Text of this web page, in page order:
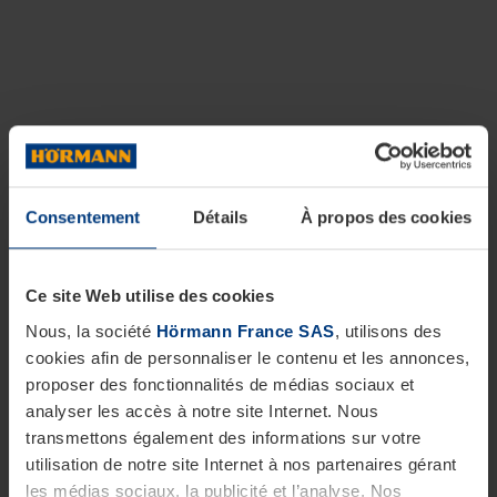
Consentement Détails À propos des cookies
Ce site Web utilise des cookies
Nous, la société Hörmann France SAS, utilisons des
cookies afin de personnaliser le contenu et les annonces,
proposer des fonctionnalités de médias sociaux et
analyser les accès à notre site Internet. Nous
transmettons également des informations sur votre
utilisation de notre site Internet à nos partenaires gérant
les médias sociaux, la publicité et l’analyse. Nos